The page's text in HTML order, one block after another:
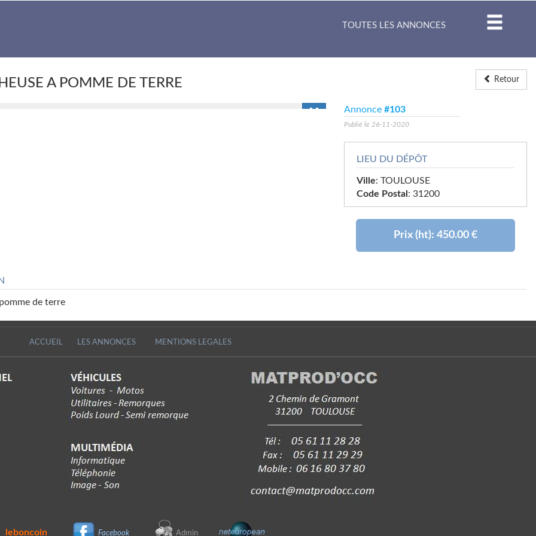
TOUTES LES ANNONCES
A POMME DE TERRE Retour
Annonce #103
Publié le 26-11-2020
LIEU DU DÉPÔT
Ville: TOULOUSE
Code Postal : 31200
Prix (ht): 450.00 €
de terre
ACCUEIL LES ANNONCES MENTIONS LEGALES
leboncoin Facebook Admin